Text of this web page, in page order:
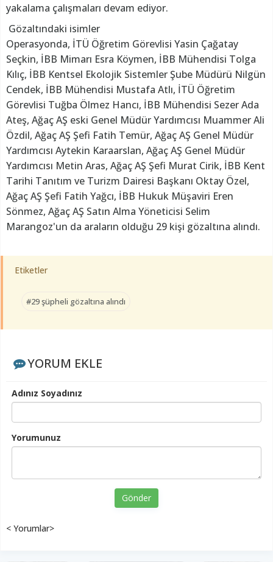
yakalama çalışmaları devam ediyor.
Gözaltındaki isimler
Operasyonda, İTÜ Öğretim Görevlisi Yasin Çağatay
Seçkin, İBB Mimarı Esra Köymen, İBB Mühendisi Tolga
Kılıç, İBB Kentsel Ekolojik Sistemler Şube Müdürü Nilgün
Cendek, İBB Mühendisi Mustafa Atlı, İTÜ Öğretim
Görevlisi Tuğba Ölmez Hancı, İBB Mühendisi Sezer Ada
Ateş, Ağaç AŞ eski Genel Müdür Yardımcısı Muammer Ali
Özdil, Ağaç AŞ Şefi Fatih Temür, Ağaç AŞ Genel Müdür
Yardımcısı Aytekin Karaarslan, Ağaç AŞ Genel Müdür
Yardımcısı Metin Aras, Ağaç AŞ Şefi Murat Cirik, İBB Kent
Tarihi Tanıtım ve Turizm Dairesi Başkanı Oktay Özel,
Ağaç AŞ Şefi Fatih Yağcı, İBB Hukuk Müşaviri Eren
Sönmez, Ağaç AŞ Satın Alma Yöneticisi Selim
Marangoz'un da araların olduğu 29 kişi gözaltına alındı.
Etiketler
#29 şüpheli gözaltına alındı
YORUM EKLE
Adınız Soyadınız
Yorumunuz
Gönder
< Yorumlar>